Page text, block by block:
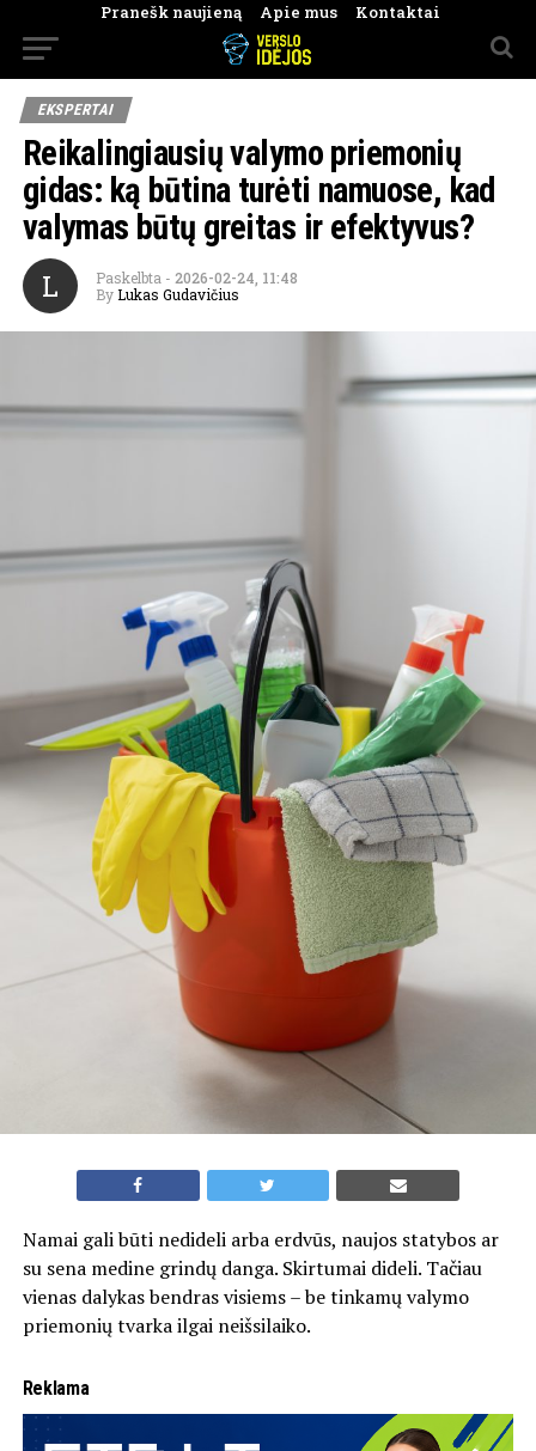
Pranešk naujieną Apie mus Kontaktai
EKSPERTAI
Reikalingiausių valymo priemonių
gidas: ką būtina turėti namuose, kad
valymas būtų greitas ir efektyvus?
L Paskelbta - 2026-02-24, 11:48
By Lukas Gudavičius
Namai gali būti nedideli arba erdvūs, naujos statybos ar
su sena medine grindų danga. Skirtumai dideli. Tačiau
vienas dalykas bendras visiems – be tinkamų valymo
priemonių tvarka ilgai neišsilaiko.
Reklama